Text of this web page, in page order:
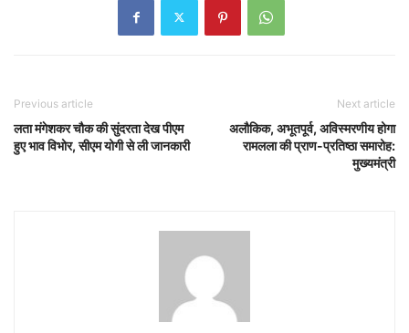
Previous article
लता मंगेशकर चौक की सुंदरता देख पीएम
हुए भाव विभोर, सीएम योगी से ली जानकारी
Next article
अलौकिक, अभूतपूर्व, अविस्मरणीय होगा
रामलला की प्राण-प्रतिष्ठा समारोह:
मुख्यमंत्री